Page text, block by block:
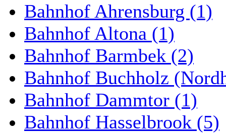
Bahnhof Ahrensburg (1)
Bahnhof Altona (1)
Bahnhof Barmbek (2)
Bahnhof Buchholz
Bahnhof Dammtor (1)
Bahnhof Hasselbrook (5)